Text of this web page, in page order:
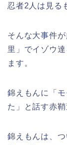
忍者2人は見る
そんな大事件
里」でイゾウ
ます。
錦えもんに「
た」と話す赤鞘
錦えもんは、